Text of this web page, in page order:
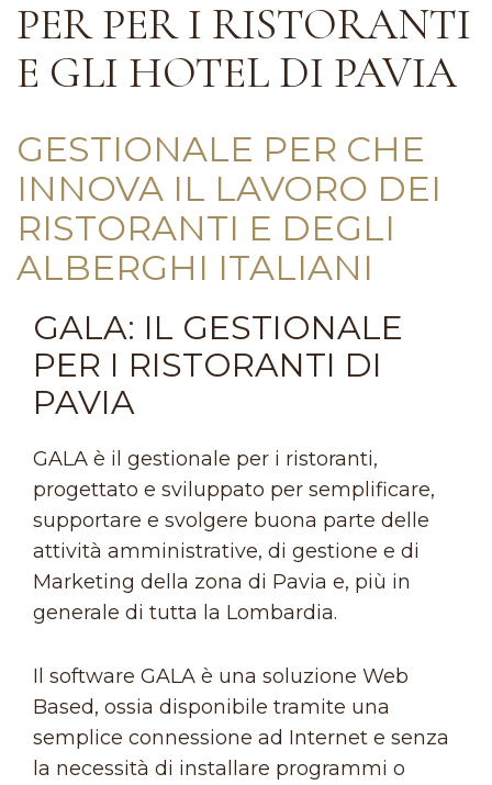
PER PER I RISTORANTI
E GLI HOTEL DI PAVIA
GESTIONALE PER CHE
INNOVA IL LAVORO DEI
RISTORANTI E DEGLI
ALBERGHI ITALIANI
GALA: IL GESTIONALE
PER I RISTORANTI DI
PAVIA
GALA è il gestionale per i ristoranti,
progettato e sviluppato per semplificare,
supportare e svolgere buona parte delle
attività amministrative, di gestione e di
Marketing della zona di Pavia e, più in
generale di tutta la Lombardia.
Il software GALA è una soluzione Web
Based, ossia disponibile tramite una
semplice connessione ad Internet e senza
la necessità di installare programmi o